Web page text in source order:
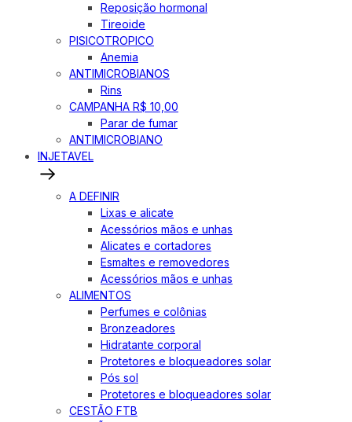
Reposição hormonal
Tireoide
PISICOTROPICO
Anemia
ANTIMICROBIANOS
Rins
CAMPANHA R$ 10,00
Parar de fumar
ANTIMICROBIANO
INJETAVEL
A DEFINIR
Lixas e alicate
Acessórios mãos e unhas
Alicates e cortadores
Esmaltes e removedores
Acessórios mãos e unhas
ALIMENTOS
Perfumes e colônias
Bronzeadores
Hidratante corporal
Protetores e bloqueadores solar
Pós sol
Protetores e bloqueadores solar
CESTÃO FTB